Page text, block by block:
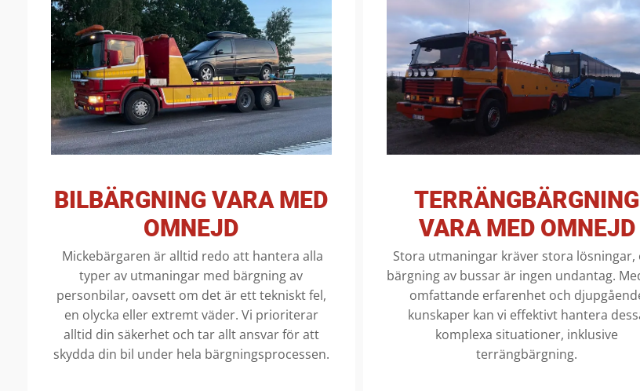
BILBÄRGNING VARA MED
OMNEJD
Mickebärgaren är alltid redo att hantera alla
typer av utmaningar med bärgning av
personbilar, oavsett om det är ett tekniskt fel,
en olycka eller extremt väder. Vi prioriterar
alltid din säkerhet och tar allt ansvar för att
skydda din bil under hela bärgningsprocessen.
TERRÄNGBÄRGNING
VARA MED OMNEJD
Stora utmaningar kräver stora lösningar,
bärgning av bussar är ingen undantag.
omfattande erfarenhet och
kunskaper kan vi effektivt hantera
komplexa situationer, inklusive
terrängbärgning.